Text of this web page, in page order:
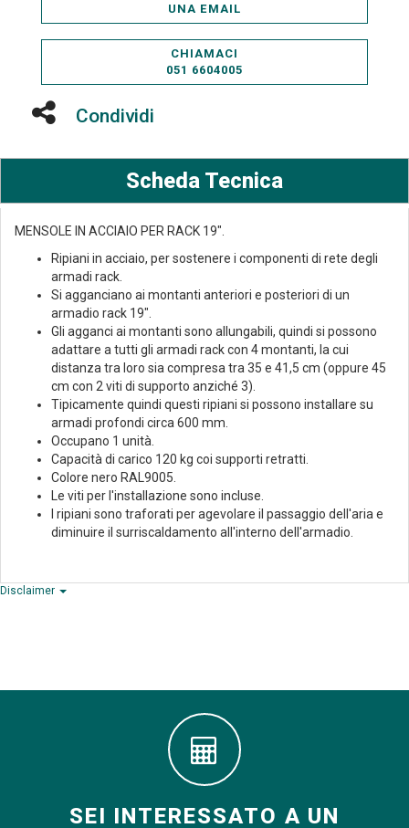
UNA EMAIL
CHIAMACI
051 6604005
Condividi
Scheda Tecnica
MENSOLE IN ACCIAIO PER RACK 19".
Ripiani in acciaio, per sostenere i componenti di rete degli
armadi rack.
Si agganciano ai montanti anteriori e posteriori di un
armadio rack 19".
Gli agganci ai montanti sono allungabili, quindi si possono
adattare a tutti gli armadi rack con 4 montanti, la cui
distanza tra loro sia compresa tra 35 e 41,5 cm (oppure 45
cm con 2 viti di supporto anziché 3).
Tipicamente quindi questi ripiani si possono installare su
armadi profondi circa 600 mm.
Occupano 1 unità.
Capacità di carico 120 kg coi supporti retratti.
Colore nero RAL9005.
Le viti per l'installazione sono incluse.
I ripiani sono traforati per agevolare il passaggio dell'aria e
diminuire il surriscaldamento all'interno dell'armadio.
Disclaimer
SEI INTERESSATO A UN